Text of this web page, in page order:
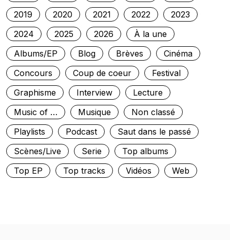
2019
2020 2021 2022
2023
2024
2025 2026
À la une
Albums/EP
Blog Brèves
Cinéma
Concours
Coup de coeur
Festival
Graphisme
Interview
Lecture
Music of …
Musique
Non classé
Playlists
Podcast
Saut dans le passé
Scènes/Live
Serie
Top albums
Top EP
Top tracks Vidéos Web